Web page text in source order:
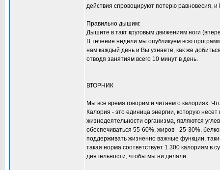
действия спровоцируют потерю равновесия,
Правильно дышим:
Дышите в такт круговым движениям ноги
В течение недели мы опубликуем всю
нам каждый день и Вы узнаете, как же
отводя занятиям всего 10 минут в день.
ВТОРНИК
Мы все время говорим и читаем о калориях.
Калория - это единица энергии, которую
жизнедеятельности организма, являются
обеспечиваться 55-60%, жиров - 25-30%,
поддерживать жизненно важные функции,
такая норма соответствует 1 300 калориям в
деятельности, чтобы мы ни делали.